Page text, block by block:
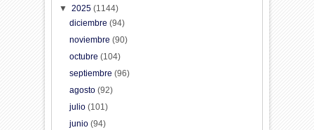
▼2025(1144)
diciembre (94)
noviembre (90)
octubre (104)
septiembre (96)
agosto (92)
julio (101)
junio (94)